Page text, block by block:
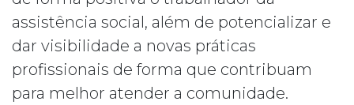
assistência social, além de potencializar e
dar visibilidade a novas práticas
profissionais de forma que contribuam
para melhor atender a comunidade.